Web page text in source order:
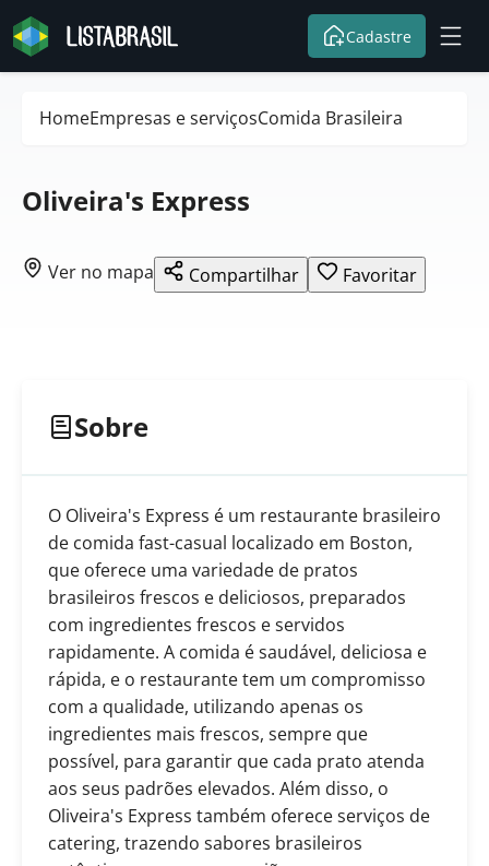
Cadastre
HomeEmpresas e serviçosComida Brasileira
Oliveira's Express
Ver no mapa Compartilhar Favoritar
Sobre
O Oliveira's Express é um restaurante brasileiro
de comida fast-casual localizado em Boston,
que oferece uma variedade de pratos
brasileiros frescos e deliciosos, preparados
com ingredientes frescos e servidos
rapidamente. A comida é saudável, deliciosa e
rápida, e o restaurante tem um compromisso
com a qualidade, utilizando apenas os
ingredientes mais frescos, sempre que
possível, para garantir que cada prato atenda
aos seus padrões elevados. Além disso, o
Oliveira's Express também oferece serviços de
catering, trazendo sabores brasileiros